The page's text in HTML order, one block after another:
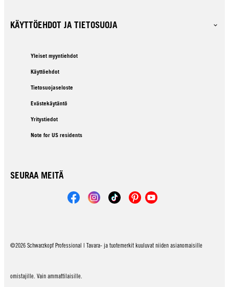
KÄYTTÖEHDOT JA TIETOSUOJA
Yleiset myyntiehdot
Käyttöehdot
Tietosuojaseloste
Evästekäytäntö
Yritystiedot
Note for US residents
SEURAA MEITÄ
©2026 Schwarzkopf Professional | Tavara- ja tuotemerkit kuuluvat niiden asianomaisille
omistajille. Vain ammattilaisille.